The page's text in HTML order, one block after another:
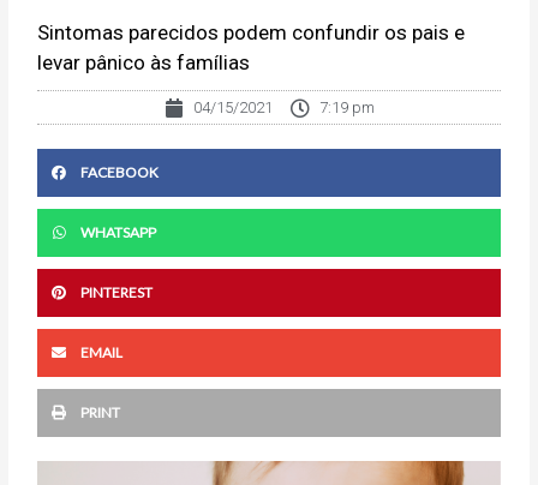
Sintomas parecidos podem confundir os pais e
levar pânico às famílias
04/15/2021 7:19 pm
FACEBOOK
WHATSAPP
PINTEREST
EMAIL
PRINT